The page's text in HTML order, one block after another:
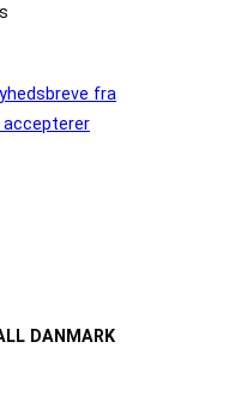
fra
accepterer
DANMARK